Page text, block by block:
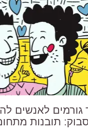
גורמים לאנשים
תובנות